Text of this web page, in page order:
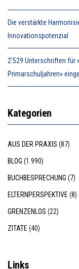
Die verstärkte
Innovationspotenzial
2’529 Unterschriften für
Primarschuljahren»
Kategorien
AUS DER PRAXIS (87)
BLOG (1.990)
BUCHBESPRECHUNG (7)
ELTERNPERSPEKTIVE (8)
GRENZENLOS (22)
ZITATE (40)
Links